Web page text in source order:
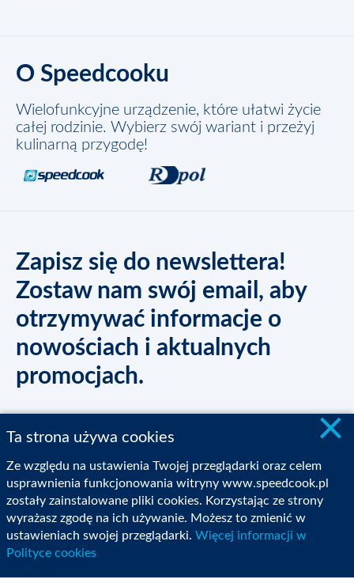
×
Ta strona używa cookies
Ze względu na ustawienia Twojej przeglądarki oraz celem
usprawnienia funkcjonowania witryny www.speedcook.pl
zostały zainstalowane pliki cookies. Korzystając ze strony
wyrażasz zgodę na ich używanie. Możesz to zmienić w
ustawieniach swojej przeglądarki. Więcej informacji w
Polityce cookies
O Speedcooku
Wielofunkcyjne urządzenie, które ułatwi życie
całej rodzinie. Wybierz swój wariant i przeżyj
kulinarną przygodę!
Zapisz się do newslettera!
Zostaw nam swój email, aby
otrzymywać informacje o
nowościach i aktualnych
promocjach.
Zakupy
Sklep Internetowy